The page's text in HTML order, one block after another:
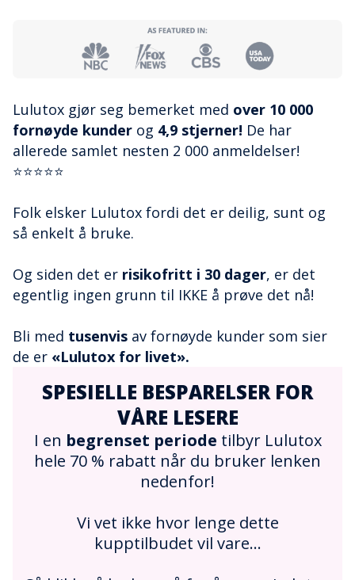
Lulutox gjør seg bemerket med over 10 000
fornøyde kunder og 4,9 stjerner! De har
allerede samlet nesten 2 000 anmeldelser!
⭐⭐⭐⭐⭐
Folk elsker Lulutox fordi det er deilig, sunt og
så enkelt å bruke.
Og siden det er risikofritt i 30 dager, er det
egentlig ingen grunn til IKKE å prøve det nå!
Bli med tusenvis av fornøyde kunder som sier
de er «Lulutox for livet».
SPESIELLE BESPARELSER FOR
VÅRE LESERE
I en begrenset periode tilbyr Lulutox
hele 70 % rabatt når du bruker lenken
nedenfor!
Vi vet ikke hvor lenge dette
kupptilbudet vil vare…